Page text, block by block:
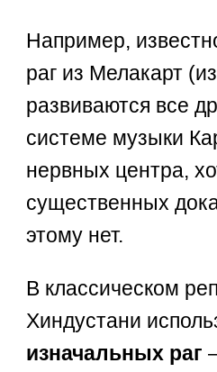
Например,
раг из Мелакарт
развиваются все
системе музыки
нервных центра,
существенных
этому нет.
В классическом
Хиндустани
изначальных раг